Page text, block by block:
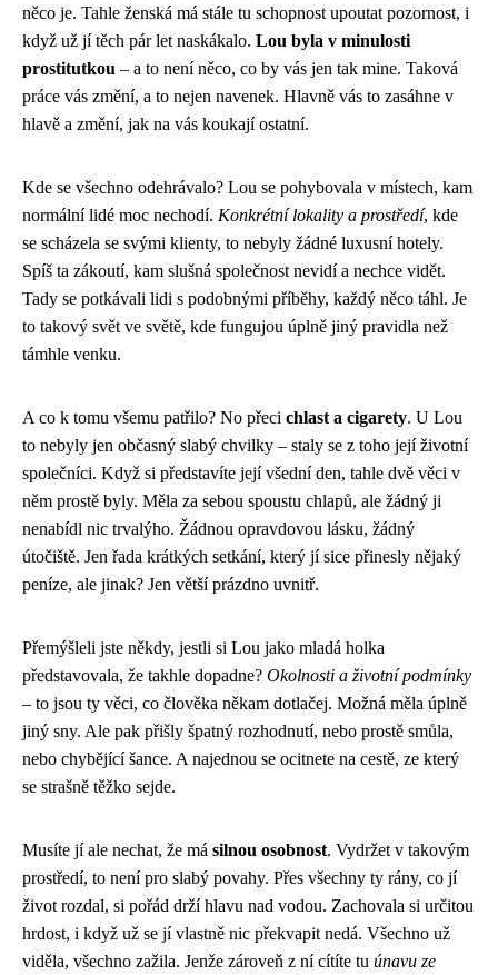
něco je. Tahle ženská má stále tu schopnost upoutat pozornost, i
když už jí těch pár let naskákalo. Lou byla v minulosti
prostitutkou – a to není něco, co by vás jen tak mine. Taková
práce vás změní, a to nejen navenek. Hlavně vás to zasáhne v
hlavě a změní, jak na vás koukají ostatní.
Kde se všechno odehrávalo? Lou se pohybovala v místech, kam
normální lidé moc nechodí. Konkrétní lokality a prostředí, kde
se scházela se svými klienty, to nebyly žádné luxusní hotely.
Spíš ta zákoutí, kam slušná společnost nevidí a nechce vidět.
Tady se potkávali lidi s podobnými příběhy, každý něco táhl. Je
to takový svět ve světě, kde fungujou úplně jiný pravidla než
támhle venku.
A co k tomu všemu patřilo? No přeci chlast a cigarety. U Lou
to nebyly jen občasný slabý chvilky – staly se z toho její životní
společníci. Když si představíte její všední den, tahle dvě věci v
něm prostě byly. Měla za sebou spoustu chlapů, ale žádný ji
nenabídl nic trvalýho. Žádnou opravdovou lásku, žádný
útočiště. Jen řada krátkých setkání, který jí sice přinesly nějaký
peníze, ale jinak? Jen větší prázdno uvnitř.
Přemýšleli jste někdy, jestli si Lou jako mladá holka
představovala, že takhle dopadne? Okolnosti a životní podmínky
– to jsou ty věci, co člověka někam dotlačej. Možná měla úplně
jiný sny. Ale pak přišly špatný rozhodnutí, nebo prostě smůla,
nebo chybějící šance. A najednou se ocitnete na cestě, ze který
se strašně těžko sejde.
Musíte jí ale nechat, že má silnou osobnost. Vydržet v takovým
prostředí, to není pro slabý povahy. Přes všechny ty rány, co jí
život rozdal, si pořád drží hlavu nad vodou. Zachovala si určitou
hrdost, i když už se jí vlastně nic překvapit nedá. Všechno už
viděla, všechno zažila. Jenže zároveň z ní cítíte tu únavu ze